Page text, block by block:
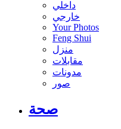
داخلي
خارجي
Your Photos
Feng Shui
منزل
مقابلات
مدونات
صور
صحة